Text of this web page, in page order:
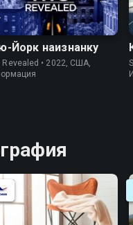
Йорк наизнанку
Revealed • 2022, США,